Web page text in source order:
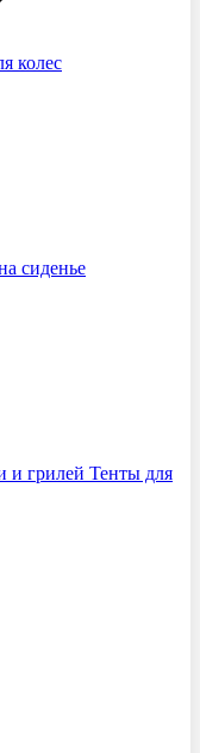
колес
сиденье
Тенты для